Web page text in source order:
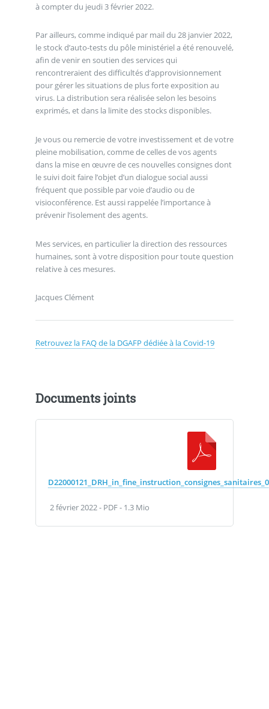
à compter du jeudi 3 février 2022.
Par ailleurs, comme indiqué par mail du 28 janvier 2022,
le stock d’auto-tests du pôle ministériel a été renouvelé,
afin de venir en soutien des services qui
rencontreraient des difficultés d’approvisionnement
pour gérer les situations de plus forte exposition au
virus. La distribution sera réalisée selon les besoins
exprimés, et dans la limite des stocks disponibles.
Je vous ou remercie de votre investissement et de votre
pleine mobilisation, comme de celles de vos agents
dans la mise en œuvre de ces nouvelles consignes dont
le suivi doit faire l’objet d’un dialogue social aussi
fréquent que possible par voie d’audio ou de
visioconférence. Est aussi rappelée l’importance à
prévenir l’isolement des agents.
Mes services, en particulier la direction des ressources
humaines, sont à votre disposition pour toute question
relative à ces mesures.
Jacques Clément
Retrouvez la FAQ de la DGAFP dédiée à la Covid-19
Documents joints
2 février 2022- PDF- 1.3 Mio